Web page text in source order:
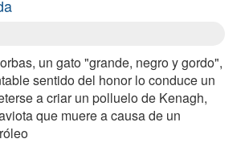
un gato "grande, negro y gordo",
sentido del honor lo conduce un
a criar un polluelo de Kenagh,
que muere a causa de un